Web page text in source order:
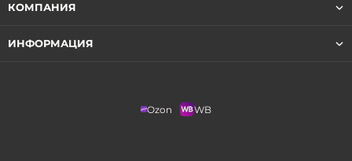
КОМПАНИЯ
ИНФОРМАЦИЯ
Ozon WB